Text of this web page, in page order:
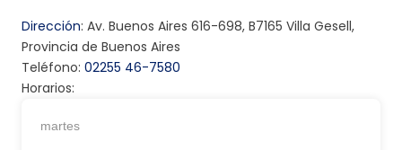
Dirección: Av. Buenos Aires 616-698, B7165 Villa Gesell,
Provincia de Buenos Aires
Teléfono: 02255 46-7580
Horarios:
martes